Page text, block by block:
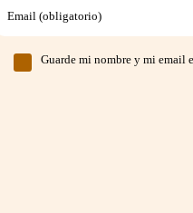
Email (obligatorio)
Guarde mi nombre y mi email